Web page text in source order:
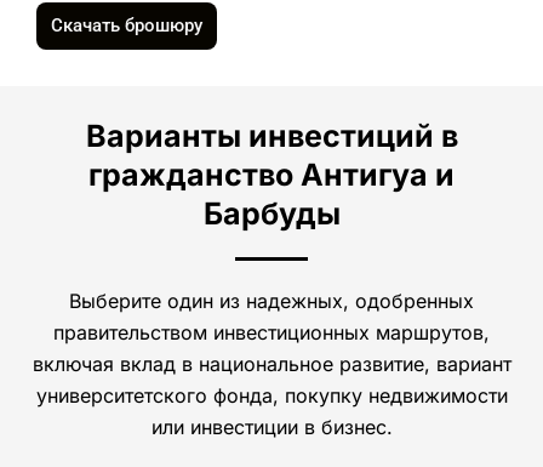
Скачать брошюру
Варианты инвестиций в
гражданство Антигуа и
Барбуды
Выберите один из надежных, одобренных
правительством инвестиционных маршрутов,
включая вклад в национальное развитие, вариант
университетского фонда, покупку недвижимости
или инвестиции в бизнес.